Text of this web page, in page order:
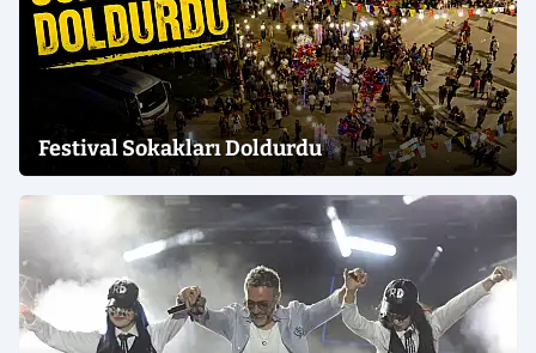
Festival Sokakları Doldurdu